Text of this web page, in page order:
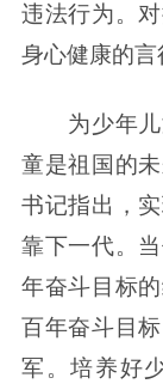
违法行为。
身心健康的言
为少年儿
童是祖国的
书记指出，
靠下一代。
年奋斗目标
百年奋斗目
军。培养好